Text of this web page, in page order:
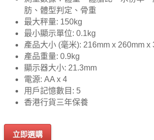
肪、體型判定、骨重
最大秤量: 150kg
最小顯示單位: 0.1kg
產品大小 (毫米): 216mm x 260mm x
產品重量: 0.9kg
顯示器大小: 21.3mm
電源: AA x 4
用戶記憶數目: 5
香港行貨三年保養
立即選購